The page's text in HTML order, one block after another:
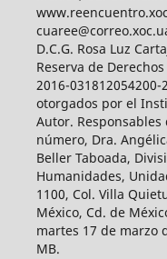
D.C.G. Rosa Luz
Reserva de
2016-
otorgados por el
Autor.
número, Dra.
Beller Taboada,
Humanidades,
1100, Col. Villa
México, Cd. de
martes 17 de marzo
MB.